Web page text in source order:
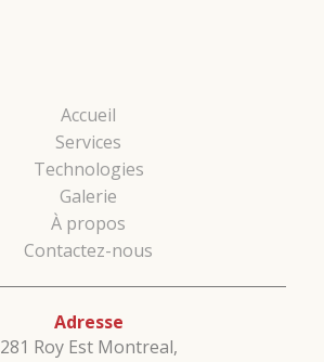
Accueil
Services
Technologies
Galerie
À propos
Contactez-nous
Adresse
281 Roy Est Montreal,